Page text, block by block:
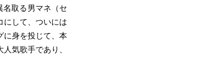
名取る男マネ（セ
にして、ついには
に身を投じて、本
気歌手であり、